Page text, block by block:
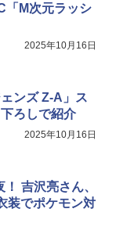
「M次元ラッシ
2025年10月16日
ンズ Z-A」ス
ろしで紹介
2025年10月16日
吉沢亮さん、
装でポケモン対